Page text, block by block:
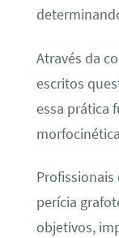
Através da
escritos
essa prática
perícia
objetivos,